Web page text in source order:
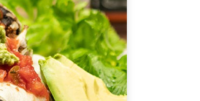
hanamalのお手軽おかずサンド3種
オードブル
500円/人